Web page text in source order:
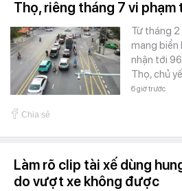
Thọ, riêng tháng 7 vi phạm
Từ tháng
mang biển
nhận tới
Thọ, chủ
6 giờ trước
Chia sẻ
Làm rõ clip tài xế dùng
do vượt xe không được